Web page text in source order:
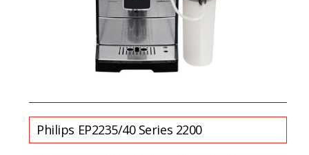
Philips EP2235/40 Series 2200